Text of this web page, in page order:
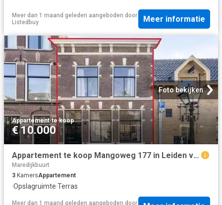
Meer dan 1 maand geleden aangeboden door
Listedbuy
Meer informatie
Foto bekijken
Appartement·te koop
€ 10.000
Appartement te koop Mangoweg 177 in Leiden voor € 530.000
Maredijkbuurt
3 KamersAppartement
·Opslagruimte·Terras
Meer dan 1 maand geleden aangeboden door